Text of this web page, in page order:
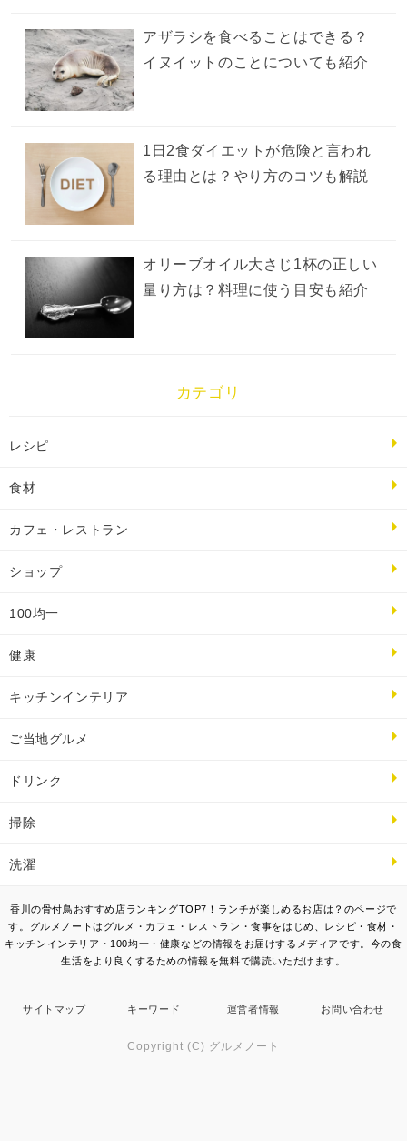
アザラシを食べることはできる？
イヌイットのことについても紹介
1日2食ダイエットが危険と言われ
る理由とは？やり方のコツも解説
オリーブオイル大さじ1杯の正しい
量り方は？料理に使う目安も紹介
カテゴリ
レシピ
食材
カフェ・レストラン
ショップ
100均一
健康
キッチンインテリア
ご当地グルメ
ドリンク
掃除
洗濯
香川の骨付鳥おすすめ店ランキングTOP7！ランチが楽しめるお店は？のページで
す。グルメノートはグルメ・カフェ・レストラン・食事をはじめ、レシピ・食材・
キッチンインテリア・100均一・健康などの情報をお届けするメディアです。今の食
生活をより良くするための情報を無料で購読いただけます。
サイトマップ キーワード 運営者情報 お問い合わせ
Copyright (C) グルメノート